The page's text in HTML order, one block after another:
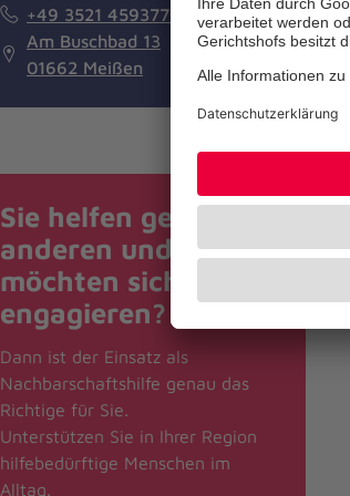
+49 3521 4593770
Am Buschbad 13
01662 Meißen
Sie helfen gerne
anderen und
möchten sich
engagieren?
Dann ist der Einsatz als
Nachbarschaftshilfe genau das
Richtige für Sie.
Unterstützen Sie in Ihrer Region
hilfebedürftige Menschen im
Alltag.